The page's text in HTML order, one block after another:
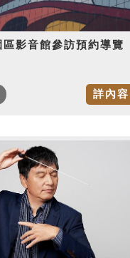
區影音館參訪預約導覽
詳內容